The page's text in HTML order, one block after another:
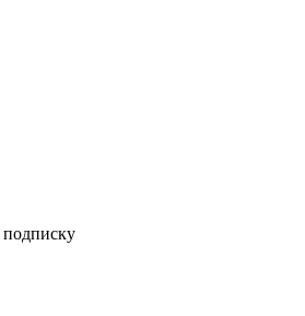
подписку